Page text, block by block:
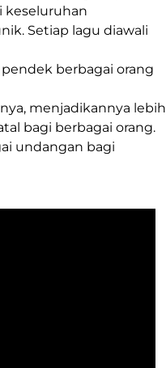
keseluruhan
Setiap lagu diawali
berbagai orang
menjadikannya lebih
bagi berbagai orang.
undangan bagi